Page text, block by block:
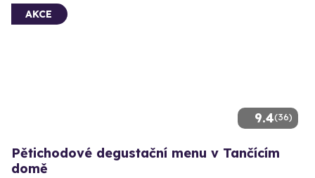
9.4(36)
AKCE
Pětichodové degustační menu v Tančícím
domě